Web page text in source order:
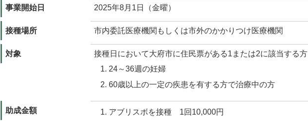
事業開始日 2025年8月1日（金曜）
接種場所 市内委託医療機関もしくは市外のかかりつけ医療機関
対象
接種日において大府市に住民票がある1または2に該当する方
24～36週の妊婦
60歳以上の一定の疾患を有する方で治療中の方
助成金額
アブリスボを接種 1回10,000円